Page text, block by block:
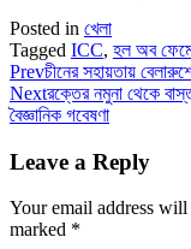
Posted in খেলা
Tagged ICC, হল অব
Prevচীনের সহায়তায়
Nextরক্তের নমুনা থেকে
বৈজ্ঞানিক গবেষণা
Leave a Reply
Your email address
marked *